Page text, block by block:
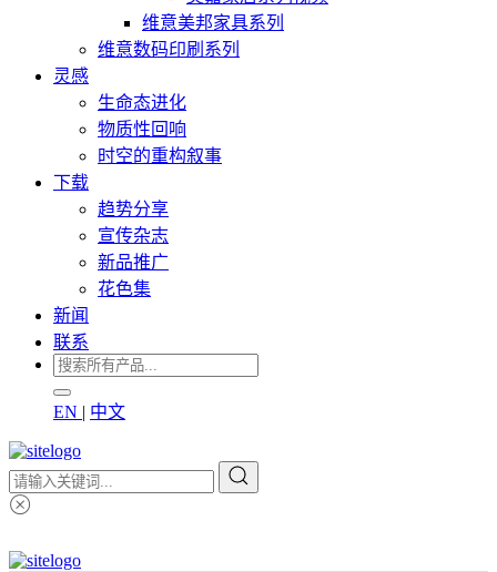
维意美邦家具系列
维意数码印刷系列
灵感
生命态进化
物质性回响
时空的重构叙事
下载
趋势分享
宣传杂志
新品推广
花色集
新闻
联系
EN | 中文